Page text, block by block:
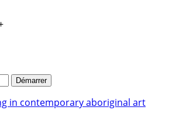
in contemporary aboriginal art